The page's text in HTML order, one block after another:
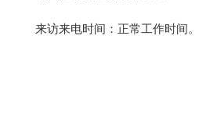
来访来电时间：正常工作时间。